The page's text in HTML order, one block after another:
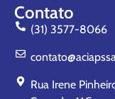
Contato
(31) 3577-8066
Rua Irene